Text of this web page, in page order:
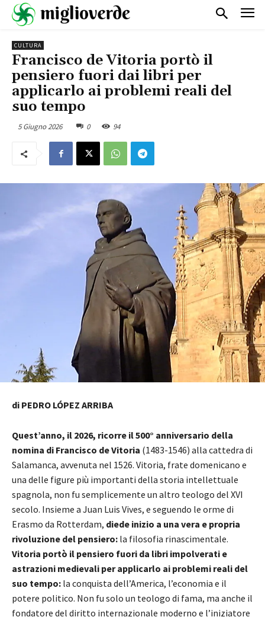
CULTURA
Francisco de Vitoria portò il
pensiero fuori dai libri per
applicarlo ai problemi reali del
suo tempo
5 Giugno 2026 0 94
di PEDRO LÓPEZ ARRIBA
Quest’anno, il 2026, ricorre il 500° anniversario della
nomina di Francisco de Vitoria (1483-1546) alla cattedra di
Salamanca, avvenuta nel 1526. Vitoria, frate domenicano e
una delle figure più importanti della storia intellettuale
spagnola, non fu semplicemente un altro teologo del XVI
secolo. Insieme a Juan Luis Vives, e seguendo le orme di
Erasmo da Rotterdam, diede inizio a una vera e propria
rivoluzione del pensiero: la filosofia rinascimentale.
Vitoria portò il pensiero fuori da libri impolverati e
astrazioni medievali per applicarlo ai problemi reali del
suo tempo: la conquista dell’America, l’economia e il
potere politico. Non fu solo un teologo di fama, ma anche il
fondatore del diritto internazionale moderno e l’iniziatore